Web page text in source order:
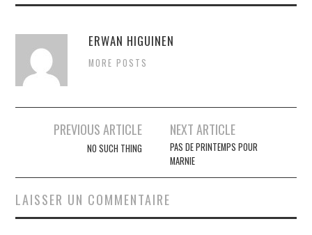
ERWAN HIGUINEN
MORE POSTS
Navigation
PREVIOUS ARTICLE
NO SUCH THING
NEXT ARTICLE
PAS DE PRINTEMPS POUR
MARNIE
LAISSER UN COMMENTAIRE